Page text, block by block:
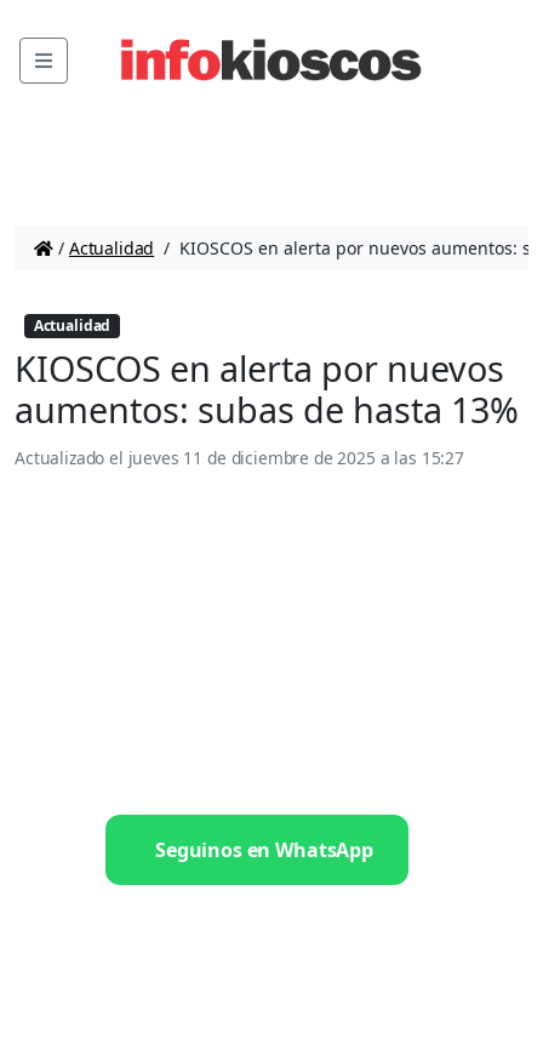
Menu
/ Actualidad / KIOSCOS en alerta por nuevos aumentos:
Actualidad
KIOSCOS en alerta por nuevos
aumentos: subas de hasta 13%
Actualizado el jueves 11 de diciembre de 2025 a las 15:27
Seguinos en WhatsApp